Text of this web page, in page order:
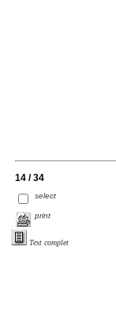
14 / 34
select
print
Text complet